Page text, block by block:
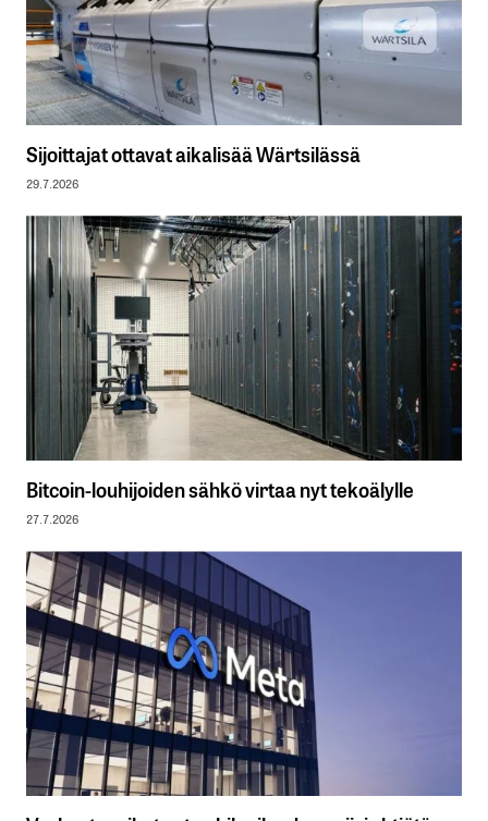
Sijoittajat ottavat aikalisää Wärtsilässä
29.7.2026
Bitcoin-louhijoiden sähkö virtaa nyt tekoälylle
27.7.2026